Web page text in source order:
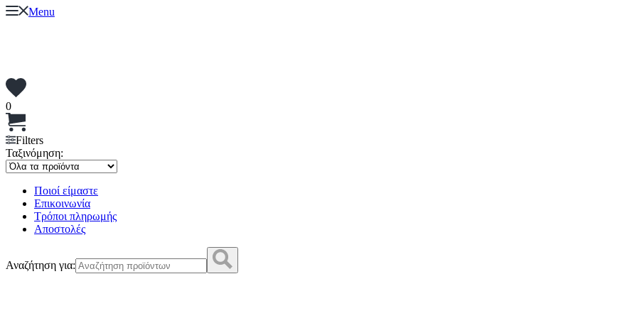
Menu
0
Filters
Ταξινόμηση:
Ποιοί είμαστε
Επικοινωνία
Τρόποι πληρωμής
Αποστολές
Αναζήτηση για: